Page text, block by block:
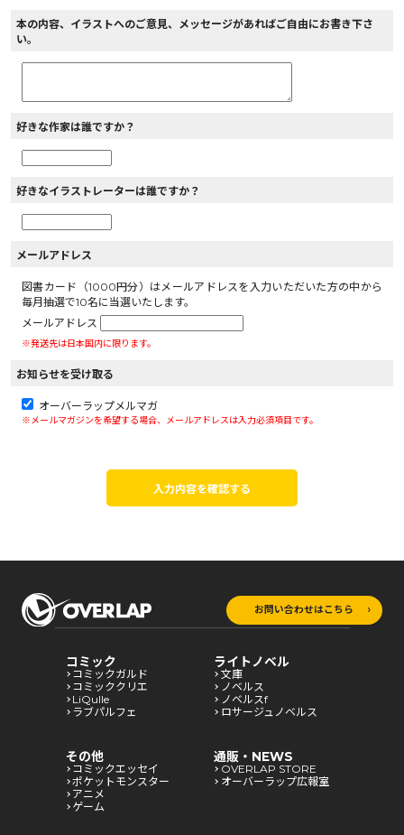
本の内容、イラストへのご意見、メッセージがあればご自由にお書き下さ
い。
好きな作家は誰ですか？
好きなイラストレーターは誰ですか？
メールアドレス
図書カード（1000円分）はメールアドレスを入力いただいた方の中から
毎月抽選で10名に当選いたします。
メールアドレス
※発送先は日本国内に限ります。
お知らせを受け取る
オーバーラップメルマガ
※メールマガジンを希望する場合、メールアドレスは入力必須項目です。
入力内容を確認する
お問い合わせはこちら
コミック
コミックガルド
コミッククリエ
LiQulle
ラブパルフェ
ライトノベル
文庫
ノベルス
ノベルスf
ロサージュノベルス
その他
コミックエッセイ
ポケットモンスター
アニメ
ゲーム
通販・NEWS
OVERLAP STORE
オーバーラップ広報室